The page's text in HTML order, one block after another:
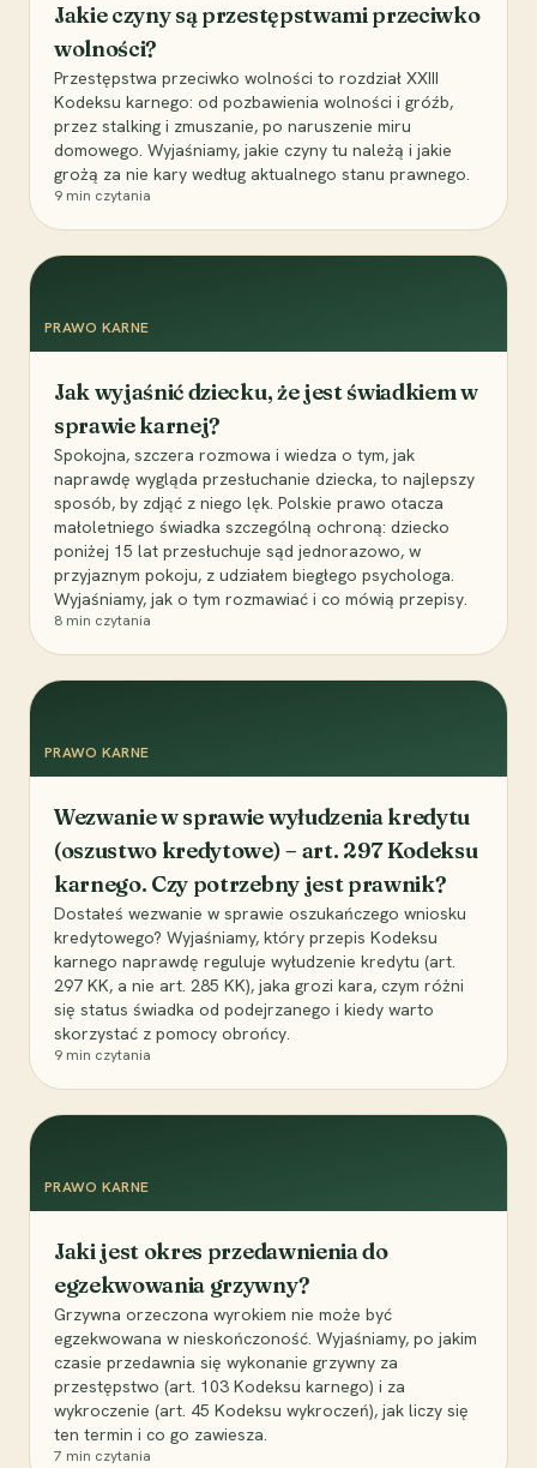
Jakie czyny są przestępstwami przeciwko
wolności?
Przestępstwa przeciwko wolności to rozdział XXIII
Kodeksu karnego: od pozbawienia wolności i gróźb,
przez stalking i zmuszanie, po naruszenie miru
domowego. Wyjaśniamy, jakie czyny tu należą i jakie
grożą za nie kary według aktualnego stanu prawnego.
9 min czytania
PRAWO KARNE
Jak wyjaśnić dziecku, że jest świadkiem w
sprawie karnej?
Spokojna, szczera rozmowa i wiedza o tym, jak
naprawdę wygląda przesłuchanie dziecka, to najlepszy
sposób, by zdjąć z niego lęk. Polskie prawo otacza
małoletniego świadka szczególną ochroną: dziecko
poniżej 15 lat przesłuchuje sąd jednorazowo, w
przyjaznym pokoju, z udziałem biegłego psychologa.
Wyjaśniamy, jak o tym rozmawiać i co mówią przepisy.
8 min czytania
PRAWO KARNE
Wezwanie w sprawie wyłudzenia kredytu
(oszustwo kredytowe) – art. 297 Kodeksu
karnego. Czy potrzebny jest prawnik?
Dostałeś wezwanie w sprawie oszukańczego wniosku
kredytowego? Wyjaśniamy, który przepis Kodeksu
karnego naprawdę reguluje wyłudzenie kredytu (art.
297 KK, a nie art. 285 KK), jaka grozi kara, czym różni
się status świadka od podejrzanego i kiedy warto
skorzystać z pomocy obrońcy.
9 min czytania
PRAWO KARNE
Jaki jest okres przedawnienia do
egzekwowania grzywny?
Grzywna orzeczona wyrokiem nie może być
egzekwowana w nieskończoność. Wyjaśniamy, po jakim
czasie przedawnia się wykonanie grzywny za
przestępstwo (art. 103 Kodeksu karnego) i za
wykroczenie (art. 45 Kodeksu wykroczeń), jak liczy się
ten termin i co go zawiesza.
7 min czytania